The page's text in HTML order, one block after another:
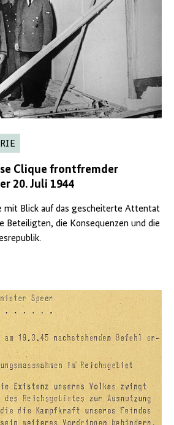
Clique frontfremder
20. Juli 1944
mit Blick auf das gescheiterte Attentat
Beteiligten, die Konsequenzen und die